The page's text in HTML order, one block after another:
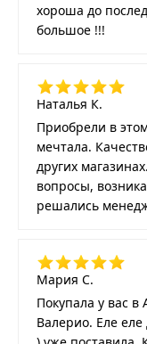
хороша до
большое !!!
Наталья К.
Приобрели в
мечтала.
других
вопросы,
решались
Мария С.
Покупала у вас в
Валерио. Еле